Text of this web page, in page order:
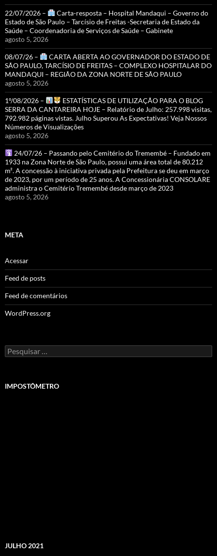
22/07/2026 –
Carta-resposta – Hospital Mandaqui – Governo do
Estado de São Paulo – Tarcísio de Freitas -Secretaria de Estado da
Saúde – Coordenadoria de Serviços de Saúde – Gabinete
agosto 5, 2026
08/07/26 –
CARTA ABERTA AO GOVERNADOR DO ESTADO DE
SÃO PAULO, TARCÍSIO DE FREITAS – COMPLEXO HOSPITALAR DO
MANDAQUI – REGIÃO DA ZONA NORTE DE SÃO PAULO
agosto 5, 2026
1º/08/2026 –
ESTATÍSTICAS DE UTILIZAÇÃO PARA O BLOG
SERRA DA CANTAREIRA HOJE – Relatório de Julho: 257.998 visitas,
792.982 páginas vistas. Julho Superou As Expectativas! Veja Nossos
Números de Visualizações
agosto 5, 2026
24/07/26 – Passando pelo Cemitério do Tremembé – Fundado em
1933 na Zona Norte de São Paulo, possui uma área total de 80.212
m². A concessão à iniciativa privada pela Prefeitura se deu em março
de 2023, por um período de 25 anos. A Concessionária CONSOLARE
administra o Cemitério Tremembé desde março de 2023
agosto 5, 2026
META
Acessar
Feed de posts
Feed de comentários
WordPress.org
Pesquisar
por:
IMPOSTÔMETRO
JULHO 2021